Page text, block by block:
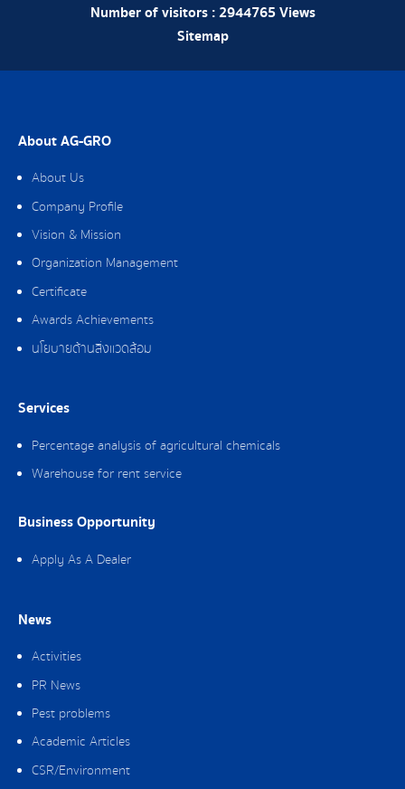
Number of visitors :2944765Views
Sitemap
About AG-GRO
About Us
Company Profile
Vision & Mission
Organization Management
Certificate
Awards Achievements
นโยบายด้านสิ่งแวดล้อม
Services
Percentage analysis of agricultural chemicals
Warehouse for rent service
Business Opportunity
Apply As A Dealer
News
Activities
PR News
Pest problems
Academic Articles
CSR/Environment